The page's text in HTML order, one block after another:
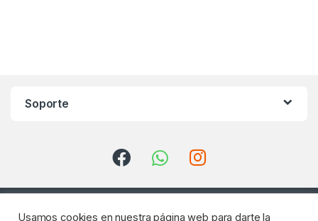
Soporte
Usamos cookies en nuestra página web para darte la